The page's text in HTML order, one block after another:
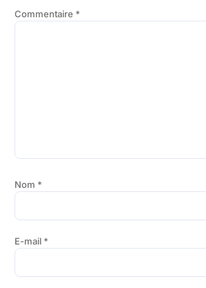
Commentaire *
Nom *
E-mail *